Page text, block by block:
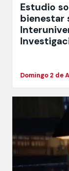
Estudio
bienestar
Domingo 2 de